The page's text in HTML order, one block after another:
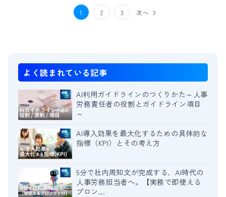
1 2 3 次へ
よく読まれている記事
AI利用ガイドラインのつくりかた～人事
労務責任者の役割とガイドライン項目
～
AI導入効果を最大化するための具体的な
指標（KPI）とその考え方
5分で社内周知文が完成する、AI時代の
人事労務担当者へ。【実務で即使える
プロン...